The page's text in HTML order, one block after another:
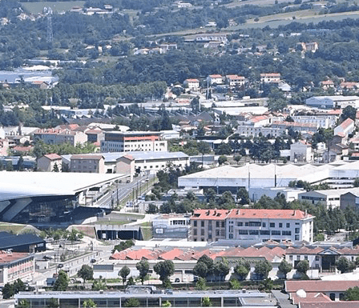
Menu
<
>
Présentation
Historique
Actualités de l'ALT
ALT en images
ALT dans la presse
Planning des activités
Agenda
?>
Images de la page d'accueil
Cliquez pour éditer